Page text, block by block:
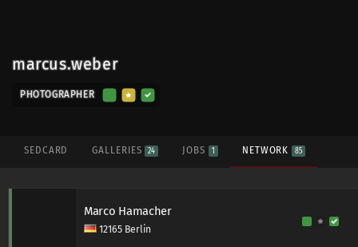
marcus.weber
PHOTOGRAPHER
SEDCARD GALLERIES 24 JOBS 1 NETWORK 85
Marco Hamacher
12165 Berlin